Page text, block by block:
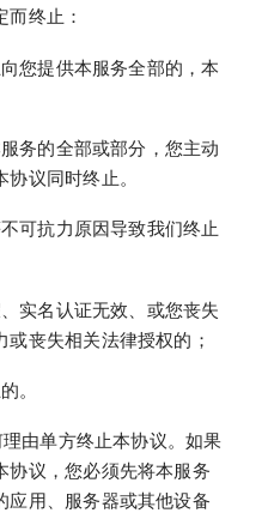
而终止：
您提供本服务全部的，本
务的全部或部分，您主动
议同时终止。
可抗力原因导致我们终止
实名认证无效、或您丧失
或丧失相关法律授权的；
。
由单方终止本协议。如果
协议，您必须先将本服务
应用、服务器或其他设备